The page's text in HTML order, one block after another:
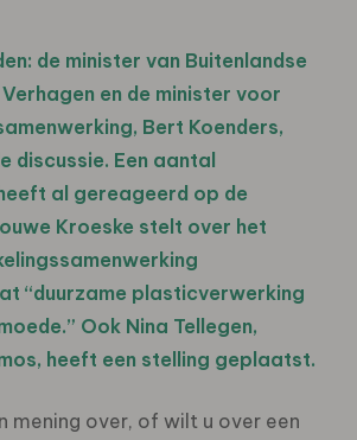
de minister van Buitenlandse
en de minister voor
Bert Koenders,
discussie. Een aantal
al gereageerd op de
Kroeske stelt over het
“duurzame plasticverwerking
Ook Nina Tellegen,
heeft een stelling geplaatst.
mening over, of wilt u over een